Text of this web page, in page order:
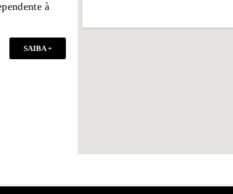
à
SAIBA +